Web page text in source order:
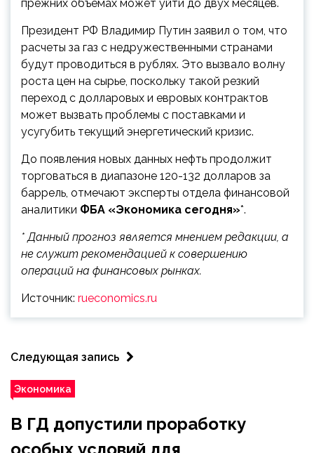
прежних объемах может уйти до двух месяцев.
Президент РФ Владимир Путин заявил о том, что
расчеты за газ с недружественными странами
будут проводиться в рублях. Это вызвало волну
роста цен на сырье, поскольку такой резкий
переход с долларовых и евровых контрактов
может вызвать проблемы с поставками и
усугубить текущий энергетический кризис.
До появления новых данных нефть продолжит
торговаться в диапазоне 120-132 долларов за
баррель, отмечают эксперты отдела финансовой
аналитики ФБА «Экономика сегодня»*.
* Данный прогноз является мнением редакции, а
не служит рекомендацией к совершению
операций на финансовых рынках.
Источник: rueconomics.ru
Следующая запись
Экономика
В ГД допустили проработку
особых условий для